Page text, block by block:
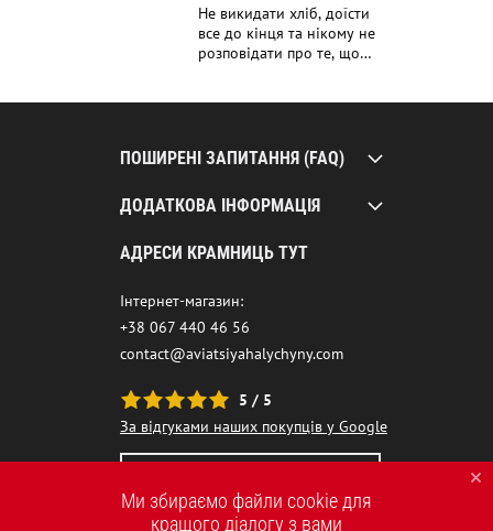
Не викидати хліб, доїсти
все до кінця та нікому не
розповідати про те, що
ПОШИРЕНІ ЗАПИТАННЯ (FAQ)
ДОДАТКОВА ІНФОРМАЦІЯ
АДРЕСИ КРАМНИЦЬ ТУТ
Інтернет-магазин:
+38 067 440 46 56
contact@aviatsiyahalychyny.com
5 / 5
За відгуками наших покупців у Google
Ми збираємо файли cookie для
кращого діалогу з вами